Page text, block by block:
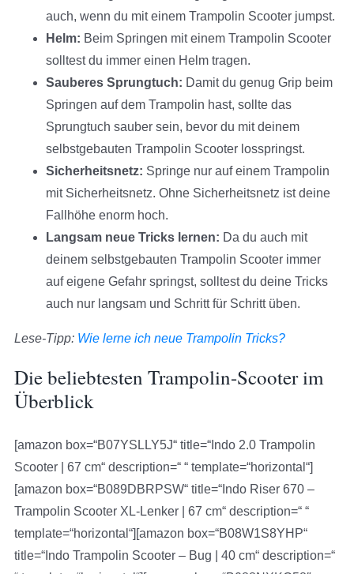
auch, wenn du mit einem Trampolin Scooter jumpst.
Helm: Beim Springen mit einem Trampolin Scooter
solltest du immer einen Helm tragen.
Sauberes Sprungtuch: Damit du genug Grip beim
Springen auf dem Trampolin hast, sollte das
Sprungtuch sauber sein, bevor du mit deinem
selbstgebauten Trampolin Scooter losspringst.
Sicherheitsnetz: Springe nur auf einem Trampolin
mit Sicherheitsnetz. Ohne Sicherheitsnetz ist deine
Fallhöhe enorm hoch.
Langsam neue Tricks lernen: Da du auch mit
deinem selbstgebauten Trampolin Scooter immer
auf eigene Gefahr springst, solltest du deine Tricks
auch nur langsam und Schritt für Schritt üben.
Lese-Tipp: Wie lerne ich neue Trampolin Tricks?
Die beliebtesten Trampolin-Scooter im
Überblick
[amazon box=“B07YSLLY5J“ title=“Indo 2.0 Trampolin
Scooter | 67 cm“ description=“ “ template=“horizontal“]
[amazon box=“B089DBRPSW“ title=“Indo Riser 670 –
Trampolin Scooter XL-Lenker | 67 cm“ description=“ “
template=“horizontal“][amazon box=“B08W1S8YHP“
title=“Indo Trampolin Scooter – Bug | 40 cm“ description=“